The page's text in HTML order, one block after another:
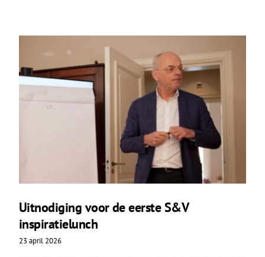
Uitnodiging voor de eerste S&V
inspiratielunch
23 april 2026